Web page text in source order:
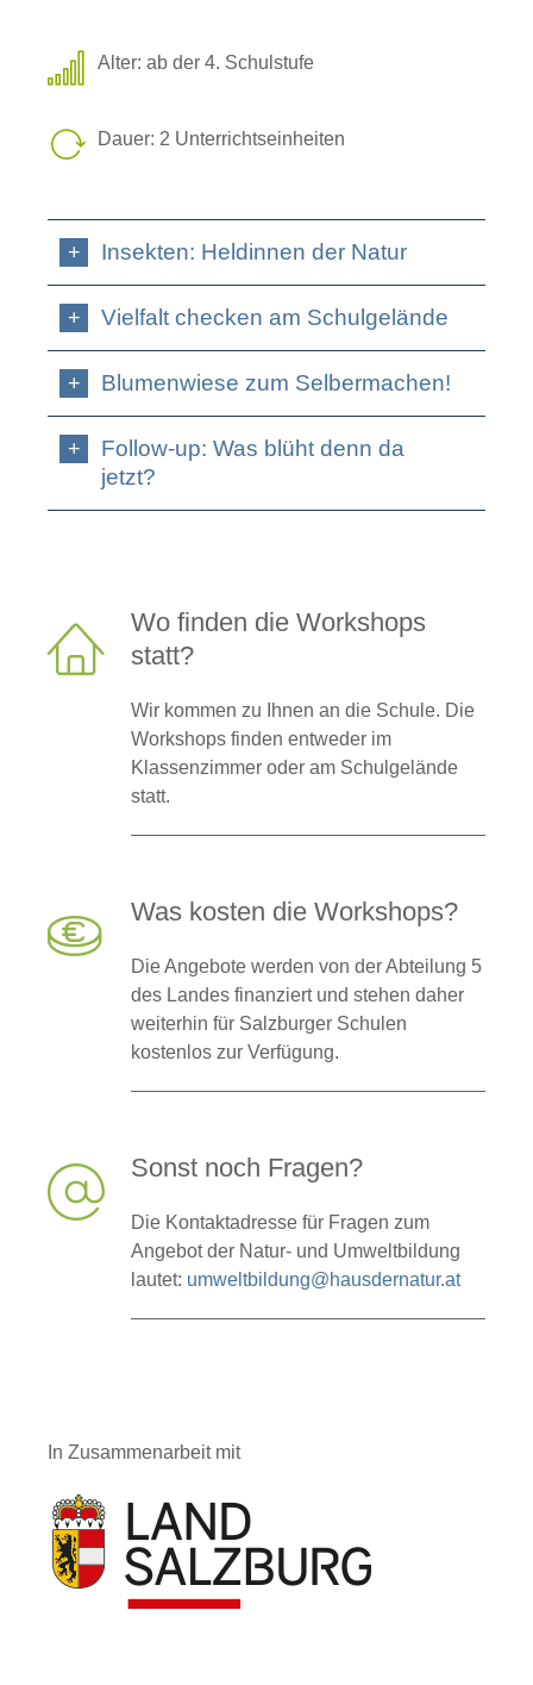
Alter: ab der 4. Schulstufe
Dauer: 2 Unterrichtseinheiten
Insekten: Heldinnen der Natur
Vielfalt checken am Schulgelände
Blumenwiese zum Selbermachen!
Follow-up: Was blüht denn da
jetzt?
Wo finden die Workshops
statt?
Wir kommen zu Ihnen an die Schule. Die
Workshops finden entweder im
Klassenzimmer oder am Schulgelände
statt.
Was kosten die Workshops?
Die Angebote werden von der Abteilung 5
des Landes finanziert und stehen daher
weiterhin für Salzburger Schulen
kostenlos zur Verfügung.
Sonst noch Fragen?
Die Kontaktadresse für Fragen zum
Angebot der Natur- und Umweltbildung
lautet: umweltbildung@hausdernatur.at
In Zusammenarbeit mit